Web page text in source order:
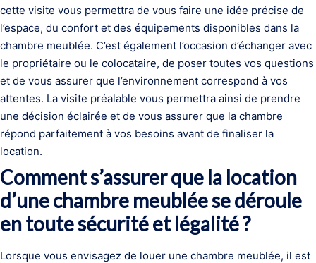
cette visite vous permettra de vous faire une idée précise de
l’espace, du confort et des équipements disponibles dans la
chambre meublée. C’est également l’occasion d’échanger avec
le propriétaire ou le colocataire, de poser toutes vos questions
et de vous assurer que l’environnement correspond à vos
attentes. La visite préalable vous permettra ainsi de prendre
une décision éclairée et de vous assurer que la chambre
répond parfaitement à vos besoins avant de finaliser la
location.
Comment s’assurer que la location
d’une chambre meublée se déroule
en toute sécurité et légalité ?
Lorsque vous envisagez de louer une chambre meublée, il est